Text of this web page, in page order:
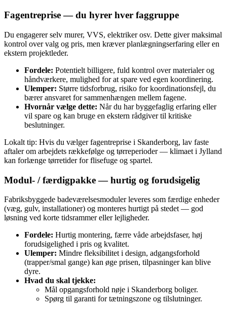
Fagentreprise — du hyrer hver faggruppe
Du engagerer selv murer, VVS, elektriker osv. Dette giver maksimal
kontrol over valg og pris, men kræver planlægningserfaring eller en
ekstern projektleder.
Fordele: Potentielt billigere, fuld kontrol over materialer og
håndværkere, mulighed for at spare ved egen koordinering.
Ulemper: Større tidsforbrug, risiko for koordinationsfejl, du
bærer ansvaret for sammenhængen mellem fagene.
Hvornår vælge dette: Når du har byggefaglig erfaring eller
vil spare og kan bruge en ekstern rådgiver til kritiske
beslutninger.
Lokalt tip: Hvis du vælger fagentreprise i Skanderborg, lav faste
aftaler om arbejdets rækkefølge og tørreperioder — klimaet i Jylland
kan forlænge tørretider for flisefuge og spartel.
Modul‑ / færdigpakke — hurtig og forudsigelig
Fabriksbyggede badeværelsesmoduler leveres som færdige enheder
(væg, gulv, installationer) og monteres hurtigt på stedet — god
løsning ved korte tidsrammer eller lejligheder.
Fordele: Hurtig montering, færre våde arbejdsfaser, høj
forudsigelighed i pris og kvalitet.
Ulemper: Mindre fleksibilitet i design, adgangsforhold
(trapper/smal gange) kan øge prisen, tilpasninger kan blive
dyre.
Hvad du skal tjekke:
Mål opgangsforhold nøje i Skanderborg boliger.
Spørg til garanti for tætningszone og tilslutninger.